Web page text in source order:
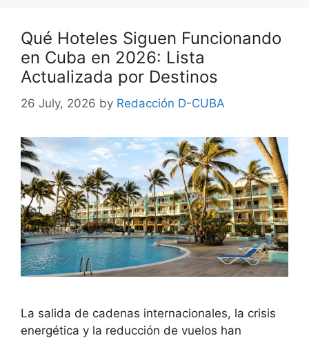
Qué Hoteles Siguen Funcionando
en Cuba en 2026: Lista
Actualizada por Destinos
26 July, 2026 by Redacción D-CUBA
La salida de cadenas internacionales, la crisis
energética y la reducción de vuelos han